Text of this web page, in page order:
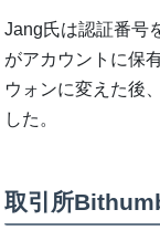
Jang氏は認証番号
がアカウントに保
ウォンに変えた後
した。
取引所